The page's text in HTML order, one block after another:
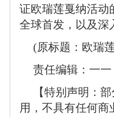
证欧瑞莲戛纳活动
全球首发，以及深
(原标题：欧瑞
责任编辑：一一
【特别声明：
用，不具有任何